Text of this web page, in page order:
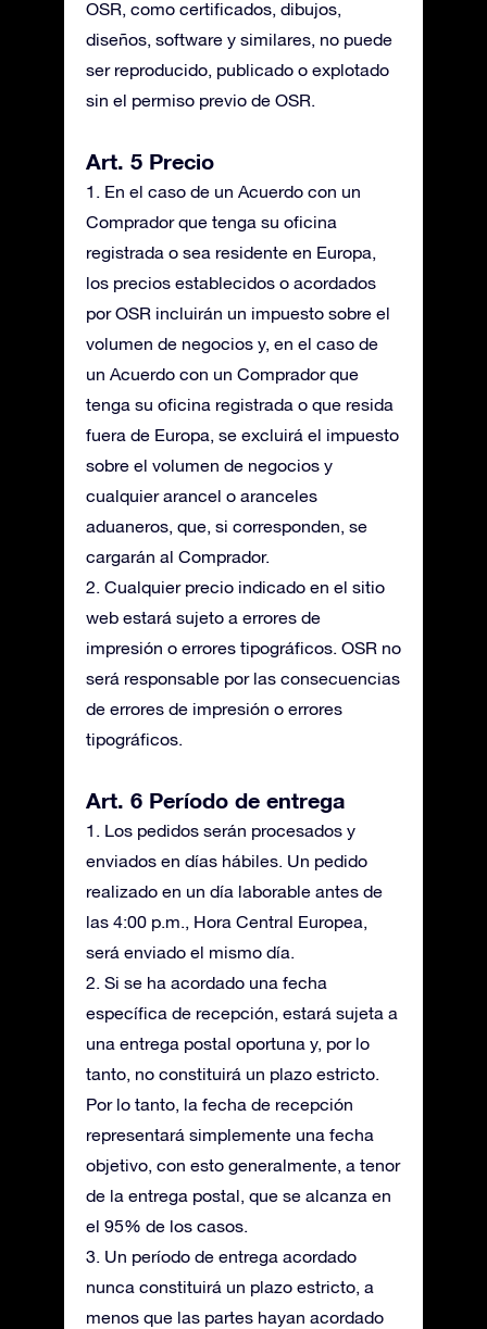
OSR, como certificados, dibujos,
diseños, software y similares, no puede
ser reproducido, publicado o explotado
sin el permiso previo de OSR.
Art. 5 Precio
1. En el caso de un Acuerdo con un
Comprador que tenga su oficina
registrada o sea residente en Europa,
los precios establecidos o acordados
por OSR incluirán un impuesto sobre el
volumen de negocios y, en el caso de
un Acuerdo con un Comprador que
tenga su oficina registrada o que resida
fuera de Europa, se excluirá el impuesto
sobre el volumen de negocios y
cualquier arancel o aranceles
aduaneros, que, si corresponden, se
cargarán al Comprador.
2. Cualquier precio indicado en el sitio
web estará sujeto a errores de
impresión o errores tipográficos. OSR no
será responsable por las consecuencias
de errores de impresión o errores
tipográficos.
Art. 6 Período de entrega
1. Los pedidos serán procesados y
enviados en días hábiles. Un pedido
realizado en un día laborable antes de
las 4:00 p.m., Hora Central Europea,
será enviado el mismo día.
2. Si se ha acordado una fecha
específica de recepción, estará sujeta a
una entrega postal oportuna y, por lo
tanto, no constituirá un plazo estricto.
Por lo tanto, la fecha de recepción
representará simplemente una fecha
objetivo, con esto generalmente, a tenor
de la entrega postal, que se alcanza en
el 95% de los casos.
3. Un período de entrega acordado
nunca constituirá un plazo estricto, a
menos que las partes hayan acordado